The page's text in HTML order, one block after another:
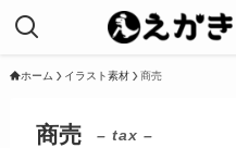
ホーム イラスト素材 商売
商売 – tax –